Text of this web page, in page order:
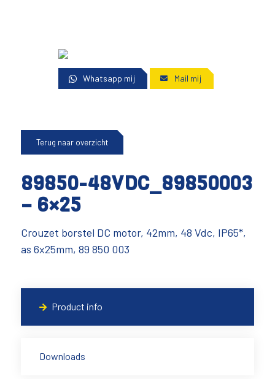
Whatsapp mij Mail mij
Terug naar overzicht
89850-48VDC_89850003
– 6×25
Crouzet borstel DC motor, 42mm, 48 Vdc, IP65*,
as 6x25mm, 89 850 003
Product info
Downloads